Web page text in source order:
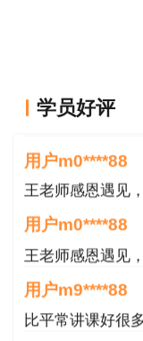
根据《人力资
业药师资格考试
和《山西省发展
准及有关问题的
467号)的规定，
元，主观题每人
学员好评
概论就学习了十
考虑。那就是我
用户m0****88
用户m9****88